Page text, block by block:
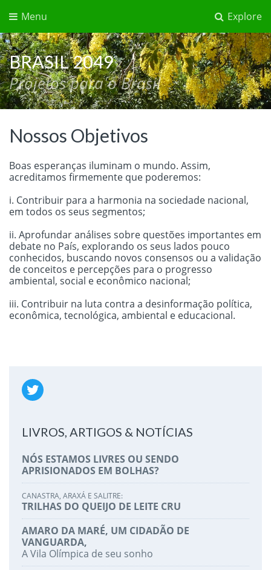
Explore
Menu
BRASIL 2049
Projetos para o Brasil
Nossos Objetivos
Boas esperanças iluminam o mundo. Assim,
acreditamos firmemente que poderemos:
i. Contribuir para a harmonia na sociedade nacional,
em todos os seus segmentos;
ii. Aprofundar análises sobre questões importantes em
debate no País, explorando os seus lados pouco
conhecidos, buscando novos consensos ou a validação
de conceitos e percepções para o progresso
ambiental, social e econômico nacional;
iii. Contribuir na luta contra a desinformação política,
econômica, tecnológica, ambiental e educacional.
LIVROS, ARTIGOS & NOTÍCIAS
NÓS ESTAMOS LIVRES OU SENDO
APRISIONADOS EM BOLHAS?
CANASTRA, ARAXÁ E SALITRE:
TRILHAS DO QUEIJO DE LEITE CRU
AMARO DA MARÉ, UM CIDADÃO DE
VANGUARDA,
A Vila Olímpica de seu sonho